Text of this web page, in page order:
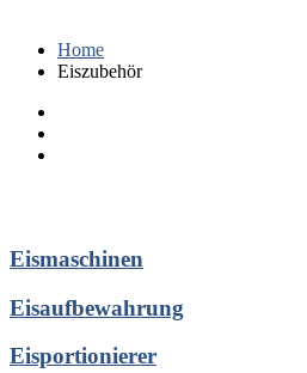
Home
Eiszubehör